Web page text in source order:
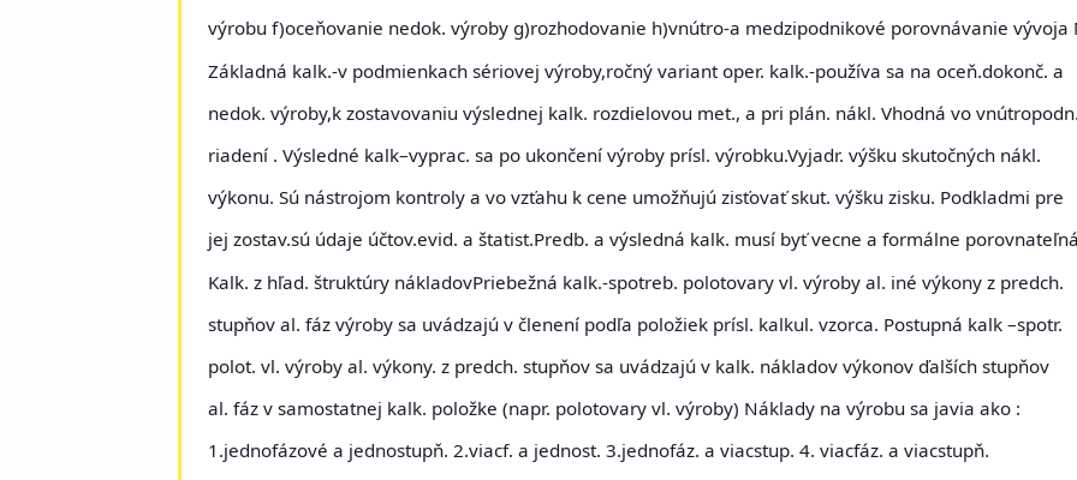
výrobu f)oceňovanie nedok. výroby g)rozhodovanie h)vnútro-a medzipodnikové porovnávanie vývoja
Základná kalk.-v podmienkach sériovej výroby,ročný variant oper. kalk.-používa sa na oceň.dokonč. a
nedok. výroby,k zostavovaniu výslednej kalk. rozdielovou met., a pri plán. nákl. Vhodná vo
riadení .Výsledné kalk–vyprac. sa po ukončení výroby prísl. výrobku.Vyjadr. výšku skutočných nákl.
výkonu. Sú nástrojom kontroly a vo vzťahu k cene umožňujú zisťovať skut. výšku zisku. Podkladmi pre
jej zostav.sú údaje účtov.evid. a štatist.Predb. a výsledná kalk. musí byť vecne a formálne
Kalk. z hľad. štruktúry nákladovPriebežná kalk.-spotreb. polotovary vl. výroby al. iné výkony z predch.
stupňov al. fáz výroby sa uvádzajú v členení podľa položiek prísl. kalkul. vzorca. Postupná kalk –spotr.
polot. vl. výroby al. výkony. z predch. stupňov sa uvádzajú v kalk. nákladov výkonov ďalších stupňov
al. fáz v samostatnej kalk. položke (napr. polotovary vl. výroby) Náklady na výrobu sa javia ako :
1.jednofázové a jednostupň. 2.viacf. a jednost. 3.jednofáz. a viacstup. 4. viacfáz. a viacstupň.